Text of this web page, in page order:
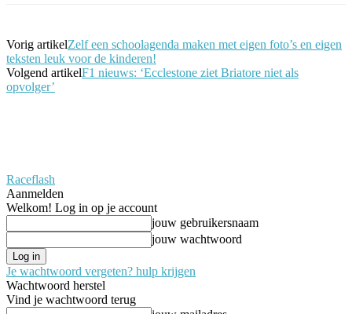
Vorig artikelZelf een schoolagenda maken met eigen foto’s en eigen
teksten leuk voor de kinderen!
Volgend artikelF1 nieuws: ‘Ecclestone ziet Briatore niet als
opvolger’
Raceflash
Aanmelden
Welkom! Log in op je account
jouw gebruikersnaam
jouw wachtwoord
Je wachtwoord vergeten? hulp krijgen
Wachtwoord herstel
Vind je wachtwoord terug